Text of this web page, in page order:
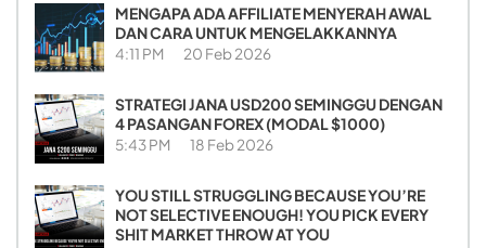
MENGAPA ADA AFFILIATE MENYERAH AWAL
DAN CARA UNTUK MENGELAKKANNYA
4:11 PM 20 Feb 2026
STRATEGI JANA USD200 SEMINGGU DENGAN
4 PASANGAN FOREX (MODAL $1000)
5:43 PM 18 Feb 2026
YOU STILL STRUGGLING BECAUSE YOU’RE
NOT SELECTIVE ENOUGH! YOU PICK EVERY
SHIT MARKET THROW AT YOU